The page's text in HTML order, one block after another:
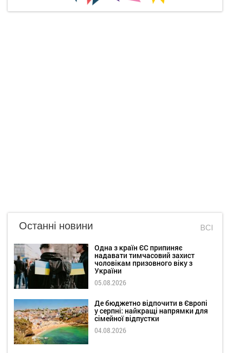
Останні новини ВСІ
Одна з країн ЄС припиняє
надавати тимчасовий захист
чоловікам призовного віку з
України
05.08.2026
Де бюджетно відпочити в Європі
у серпні: найкращі напрямки для
сімейної відпустки
04.08.2026